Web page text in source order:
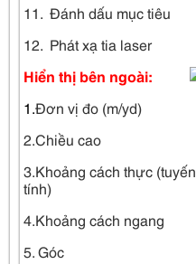
11. Đánh dấu mục tiêu
12. Phát xạ tia laser
Hiển thị bên ngoài:
1.Đơn vị đo (m/yd)
2.Chiều cao
3.Khoảng cách thực (tuyến
tính)
4.Khoảng cách ngang
5. Góc